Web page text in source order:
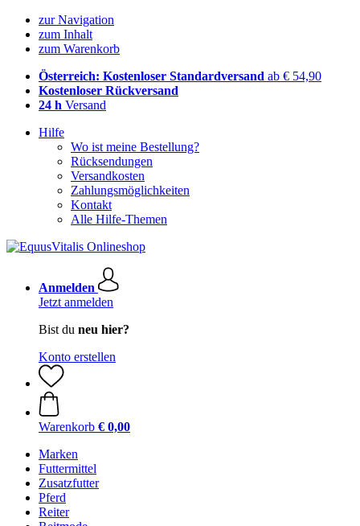
zur Navigation
zum Inhalt
zum Warenkorb
Österreich: Kostenloser Standardversand ab € 54,90
Kostenloser Rückversand
24 h Versand
Hilfe
Wo ist meine Bestellung?
Rücksendungen
Versandkosten
Zahlungsmöglichkeiten
Kontakt
Alle Hilfe-Themen
Anmelden
Jetzt anmelden
Bist du neu hier?
Konto erstellen
Warenkorb € 0,00
Marken
Futtermittel
Zusatzfutter
Pferd
Reiter